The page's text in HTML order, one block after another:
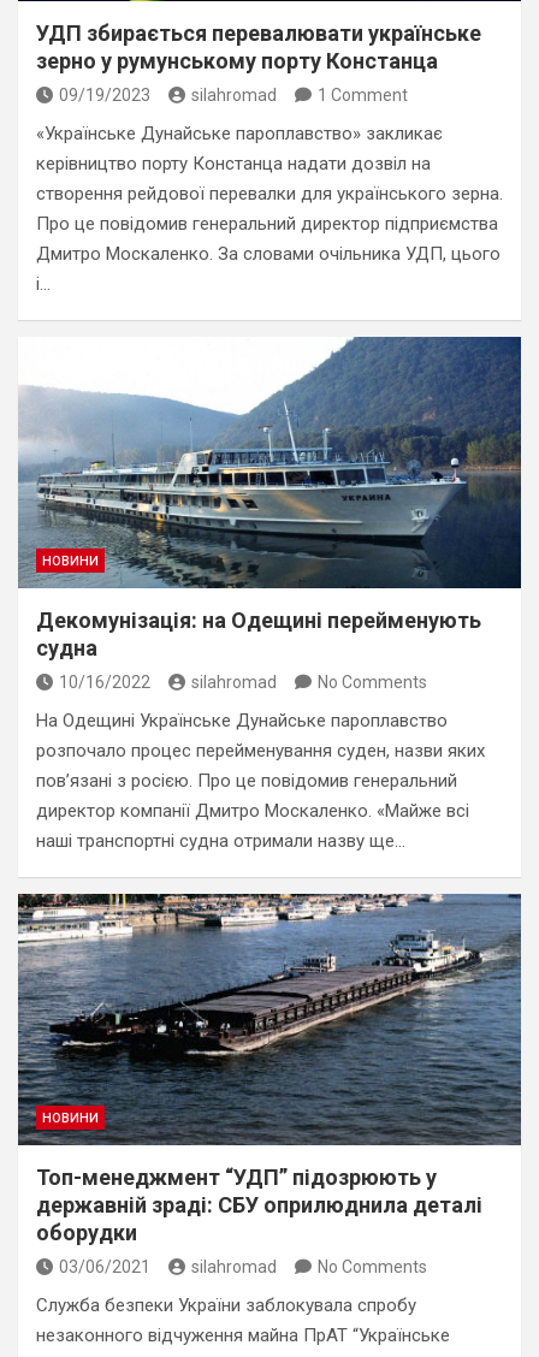
УДП збирається перевалювати українське
зерно у румунському порту Констанца
09/19/2023 silahromad 1 Comment
«Українське Дунайське пароплавство» закликає
керівництво порту Констанца надати дозвіл на
створення рейдової перевалки для українського зерна.
Про це повідомив генеральний директор підприємства
Дмитро Москаленко. За словами очільника УДП, цього
і…
НОВИНИ
Декомунізація: на Одещині перейменують
судна
10/16/2022 silahromad No Comments
На Одещині Українське Дунайське пароплавство
розпочало процес перейменування суден, назви яких
пов’язані з росією. Про це повідомив генеральний
директор компанії Дмитро Москаленко. «Майже всі
наші транспортні судна отримали назву ще…
НОВИНИ
Топ-менеджмент “УДП” підозрюють у
державній зраді: СБУ оприлюднила деталі
оборудки
03/06/2021 silahromad No Comments
Служба безпеки України заблокувала спробу
незаконного відчуження майна ПрАТ “Українське